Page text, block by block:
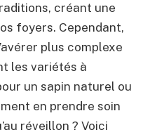
créant une
foyers. Cependant,
plus complexe
les variétés à
un sapin naturel ou
en prendre soin
réveillon ? Voici